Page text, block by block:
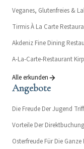
Veganes, Glutenfreies &
Tirmis À La Carte
Akdeniz Fine Dining
A-La-Carte-Restaurant
Alle erkunden
Angebote
Die Freude Der Jugend
Vorteile Der
Osterfreude Für Die